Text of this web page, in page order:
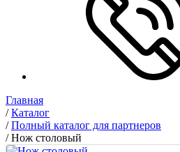
Главная
/Каталог
/Полный каталог для партнеров
/Нож столовый